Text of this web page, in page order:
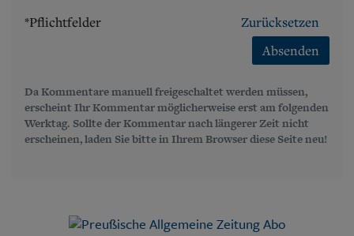
*Pflichtfelder
Zurücksetzen
Absenden
Da Kommentare manuell freigeschaltet werden müssen,
erscheint Ihr Kommentar möglicherweise erst am folgenden
Werktag. Sollte der Kommentar nach längerer Zeit nicht
erscheinen, laden Sie bitte in Ihrem Browser diese Seite neu!